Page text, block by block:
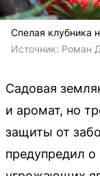
Спелая клубника
Источник: Роман
Садовая
и аромат, но
защиты от
предупредил